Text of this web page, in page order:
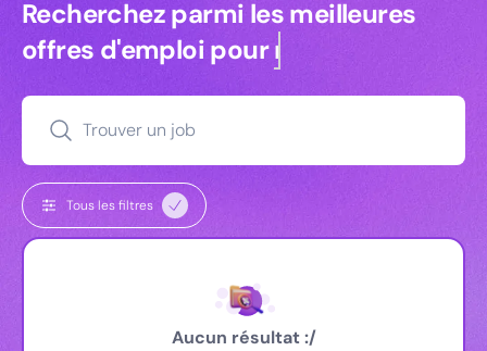
Recherchez parmi les meilleures
Recherchez parmi les meilleures
offres d'emploi pourmanagers
Trouver un job
Tous les filtres
Aucun résultat :/